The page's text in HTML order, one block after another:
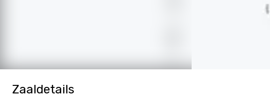
Zaaldetails